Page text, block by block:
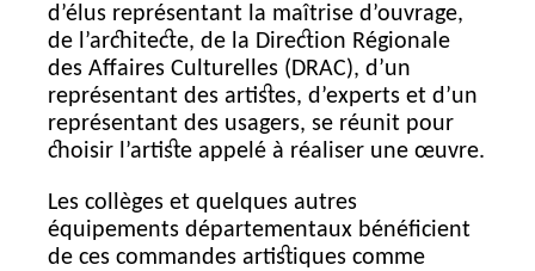
d’élus représentant la maîtrise d’ouvrage,
de l’architecte, de la Direction Régionale
des Affaires Culturelles ( DRAC), d’un
représentant des artistes, d’experts et d’un
représentant des usagers, se réunit pour
choisir l’artiste appelé à réaliser une œuvre.
Les collèges et quelques autres
équipements départementaux bénéficient
de ces commandes artistiques comme